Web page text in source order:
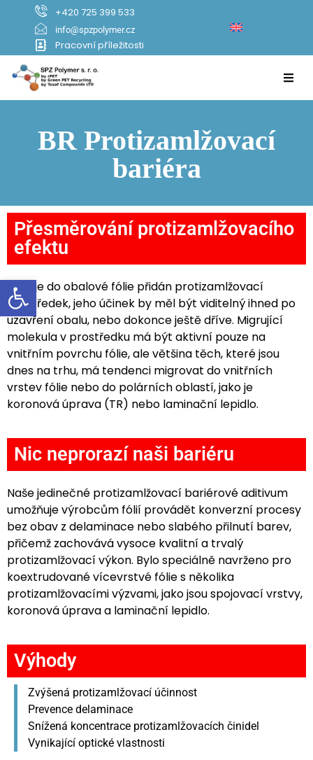
Open toolbar
+420 725 399 533
info@spzpolymer.cz
Pracovní příležitosti
BR Protizamlžovací
bariéra
Přesměrování protizamlžovacího
efektu
Když je do obalové fólie přidán protizamlžovací
prostředek, jeho účinek by měl být viditelný ihned po
uzavření obalu, nebo dokonce ještě dříve. Migrující
molekula v prostředku má být aktivní pouze na
vnitřním povrchu fólie, ale většina těch, které jsou
dnes na trhu, má tendenci migrovat do vnitřních
vrstev fólie nebo do polárních oblastí, jako je
koronová úprava (TR) nebo laminační lepidlo.
Nic neprorazí naši bariéru
Naše jedinečné protizamlžovací bariérové aditivum
umožňuje výrobcům fólií provádět konverzní procesy
bez obav z delaminace nebo slabého přilnutí barev,
přičemž zachovává vysoce kvalitní a trvalý
protizamlžovací výkon. Bylo speciálně navrženo pro
koextrudované vícevrstvé fólie s několika
protizamlžovacími výzvami, jako jsou spojovací vrstvy,
koronová úprava a laminační lepidlo.
Výhody
Zvýšená protizamlžovací účinnost
Prevence delaminace
Snížená koncentrace protizamlžovacích činidel
Vynikající optické vlastnosti